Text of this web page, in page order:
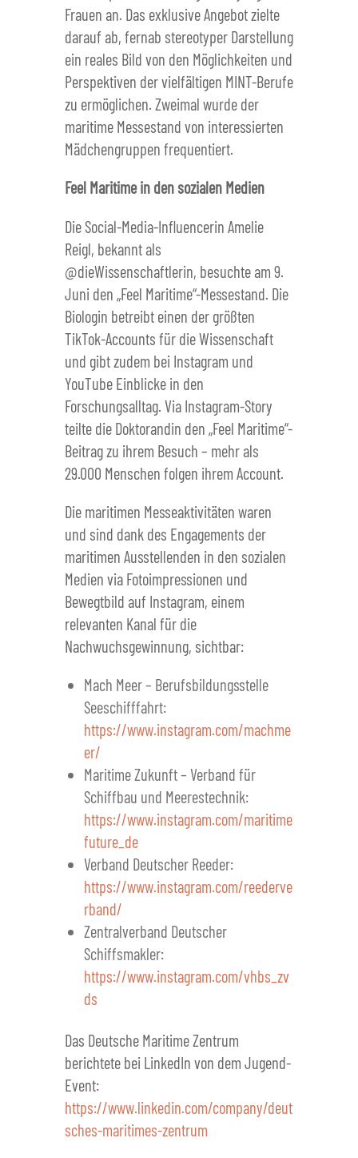
Frauen an. Das exklusive Angebot zielte
darauf ab, fernab stereotyper Darstellung
ein reales Bild von den Möglichkeiten und
Perspektiven der vielfältigen MINT-Berufe
zu ermöglichen. Zweimal wurde der
maritime Messestand von interessierten
Mädchengruppen frequentiert.
Feel Maritime in den sozialen Medien
Die Social-Media-Influencerin Amelie
Reigl, bekannt als
@dieWissenschaftlerin, besuchte am 9.
Juni den „Feel Maritime“-Messestand. Die
Biologin betreibt einen der größten
TikTok-Accounts für die Wissenschaft
und gibt zudem bei Instagram und
YouTube Einblicke in den
Forschungsalltag. Via Instagram-Story
teilte die Doktorandin den „Feel Maritime“-
Beitrag zu ihrem Besuch – mehr als
29.000 Menschen folgen ihrem Account.
Die maritimen Messeaktivitäten waren
und sind dank des Engagements der
maritimen Ausstellenden in den sozialen
Medien via Fotoimpressionen und
Bewegtbild auf Instagram, einem
relevanten Kanal für die
Nachwuchsgewinnung, sichtbar:
Mach Meer – Berufsbildungsstelle
Seeschifffahrt:
https://www.instagram.com/machme
er/
Maritime Zukunft – Verband für
Schiffbau und Meerestechnik:
https://www.instagram.com/maritime
future_de
Verband Deutscher Reeder:
https://www.instagram.com/reederve
rband/
Zentralverband Deutscher
Schiffsmakler:
https://www.instagram.com/vhbs_zv
ds
Das Deutsche Maritime Zentrum
berichtete bei LinkedIn von dem Jugend-
Event:
https://www.linkedin.com/company/deut
sches-maritimes-zentrum